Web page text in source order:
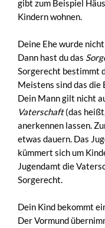
gibt zum Beispiel
Kindern wohnen.
Deine Ehe wurde
Dann hast du das
Sorgerecht bestimmt
Meistens sind das die
Dein Mann gilt nicht
Vaterschaft(das
anerkennen lassen.
etwas dauern. Das
kümmert sich um
Jugendamt die
Sorgerecht.
Dein Kind bekommt
Der Vormund